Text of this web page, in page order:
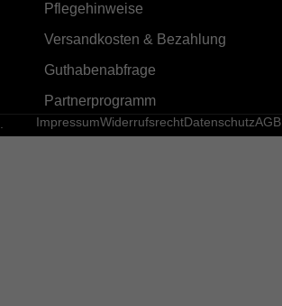
Pflegehinweise
Versandkosten & Bezahlung
Guthabenabfrage
Partnerprogramm
ImpressumWiderrufsrechtDatenschutzAGB